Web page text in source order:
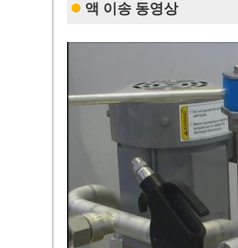
액 이송 동영상